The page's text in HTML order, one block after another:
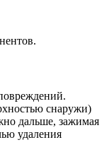
снаружи)
дальше, зажимая
удаления